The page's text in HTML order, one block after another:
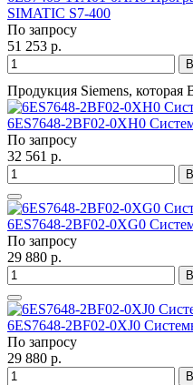
SIMATIC S7-400
По запросу
51 253 р.
Продукция Siemens, которая
6ES7648-2BF02-0XH0
По запросу
32 561 р.
6ES7648-2BF02-0XG0
По запросу
29 880 р.
6ES7648-2BF02-0XJ0
По запросу
29 880 р.